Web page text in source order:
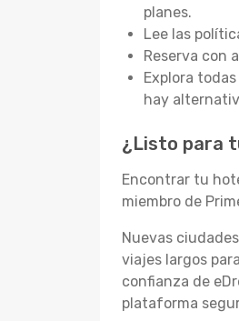
planes.
Lee las
Reserva con
Explora
hay
¿Listo para
Encontrar tu
miembro de
Nuevas
viajes largos
confianza de
plataforma